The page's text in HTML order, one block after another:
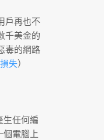
戶再也不
千美金的
毒的網路
失）
生任何編
個電腦上